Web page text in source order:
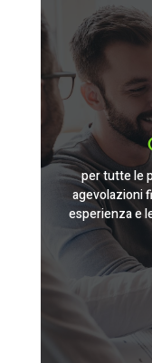
per tutte le
agevolazioni
esperienza e